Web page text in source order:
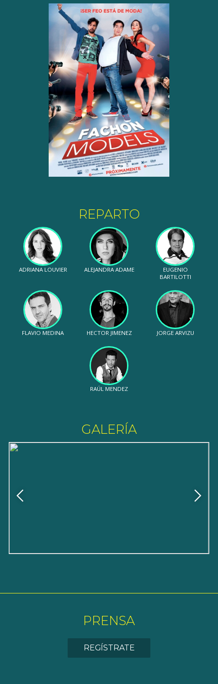
REPARTO
ADRIANA LOUVIER ALEJANDRA ADAME
EUGENIO
BARTILOTTI
FLAVIO MEDINA HECTOR JIMENEZ JORGE ARVIZU
RAÚL MENDEZ
GALERÍA
PRENSA
REGÍSTRATE